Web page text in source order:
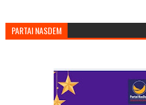
PARTAI NASDEM